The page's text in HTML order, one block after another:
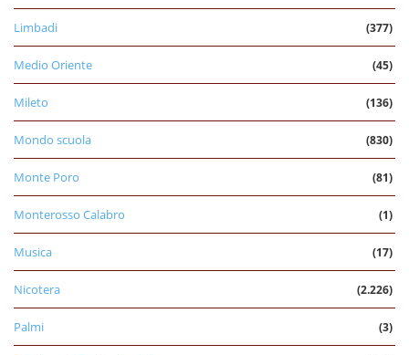
Limbadi (377)
Medio Oriente (45)
Mileto (136)
Mondo scuola (830)
Monte Poro (81)
Monterosso Calabro (1)
Musica (17)
Nicotera (2.226)
Palmi (3)